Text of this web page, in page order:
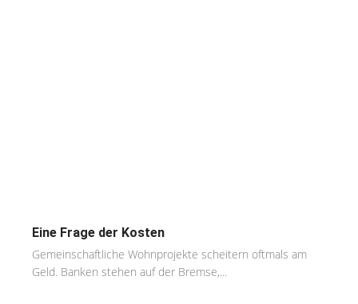
Eine Frage der Kosten
Gemeinschaftliche Wohnprojekte scheitern oftmals am
Geld. Banken stehen auf der Bremse,...